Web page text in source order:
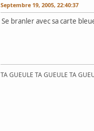
Septembre 19, 2005, 22:40:37
Se branler avec sa carte
TA GUEULE TA GUEULE TA